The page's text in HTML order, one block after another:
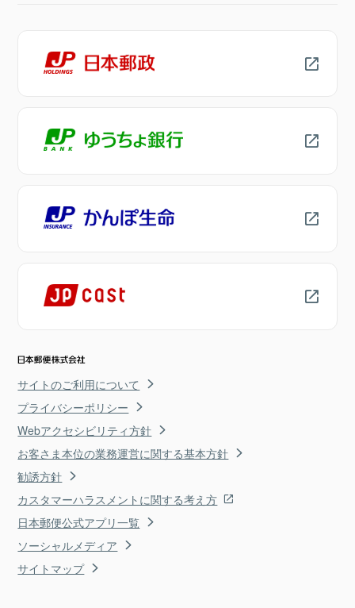
サイトのご利用について
プライバシーポリシー
Webアクセシビリティ方針
お客さま本位の業務運営に関する基本方針
勧誘方針
カスタマーハラスメントに関する考え方
日本郵便公式アプリ一覧
ソーシャルメディア
サイトマップ